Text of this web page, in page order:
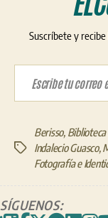
Suscríbete y
Escribe tu correo electrónico…
Etiquetas
Berisso,
Indalecio Guasco,
Fotografía e
SÍGUENOS: